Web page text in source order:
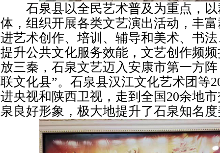
石泉县以全民艺术普及为重点，以
体，组织开展各类文艺演出活动，丰
进艺术创作、培训、辅导和美术、书
提升公共文化服务效能，文艺创作频
放三秦，石泉文艺迈入安康市第一方
联文化县”。石泉县汉江文化艺术团等
进央视和陕西卫视，走到全国20余地
泉良好形象，极大地提升了石泉知名